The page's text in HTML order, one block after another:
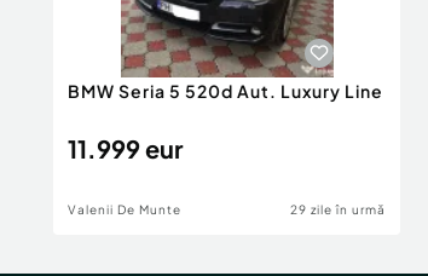
BMW Seria 5 520d Aut. Luxury Line
11.999 eur
Valenii De Munte 29 zile în urmă